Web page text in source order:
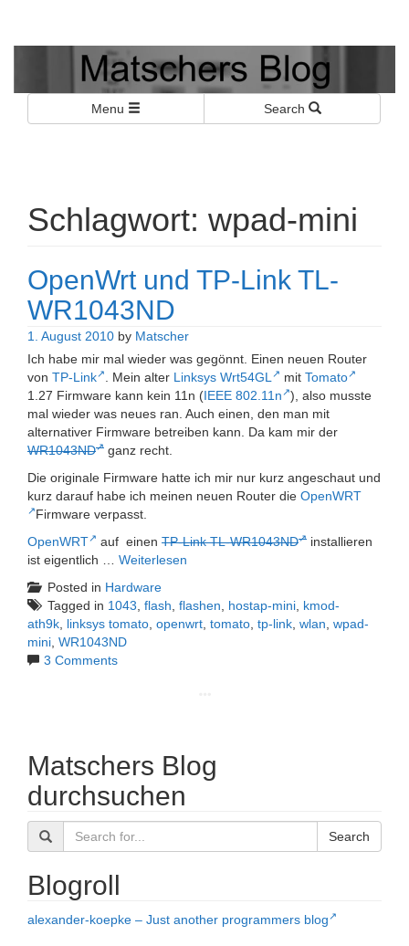
Matschers Blog
Menu Search
Schlagwort: wpad-mini
OpenWrt und TP-Link TL-
WR1043ND
1. August 2010 by Matscher
Ich habe mir mal wieder was gegönnt. Einen neuen Router
von TP-Link . Mein alter Linksys Wrt54GL mit Tomato
1.27 Firmware kann kein 11n (IEEE 802.11n
), also musste
mal wieder was neues ran. Auch einen, den man mit
alternativer Firmware betreiben kann. Da kam mir der
WR1043ND
ganz recht.
Die originale Firmware hatte ich mir nur kurz angeschaut und
kurz darauf habe ich meinen neuen Router die OpenWRT
Firmware verpasst.
OpenWRT
auf einen TP-Link TL-WR1043ND
installieren
ist eigentlich … Weiterlesen
Posted in Hardware
Tagged in 1043, flash, flashen, hostap-mini, kmod-
ath9k, linksys tomato, openwrt, tomato, tp-link, wlan, wpad-
mini, WR1043ND
3 Comments
Matschers Blog
durchsuchen
Search
Blogroll
alexander-koepke – Just another programmers blog